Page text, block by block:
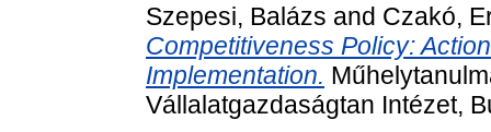
Szepesi, Balázs and Czakó,
Competitiveness Policy:
Implementation.
Vállalatgazdaságtan Intézet,